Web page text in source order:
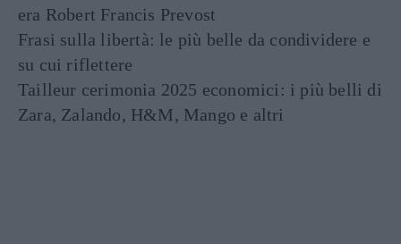
era Robert Francis Prevost
Frasi sulla libertà: le più belle da condividere e
su cui riflettere
Tailleur cerimonia 2025 economici: i più belli di
Zara, Zalando, H&M, Mango e altri